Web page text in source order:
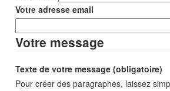
Votre adresse email
Votre message
Texte de votre message (obligatoire)
Pour créer des paragraphes, laissez